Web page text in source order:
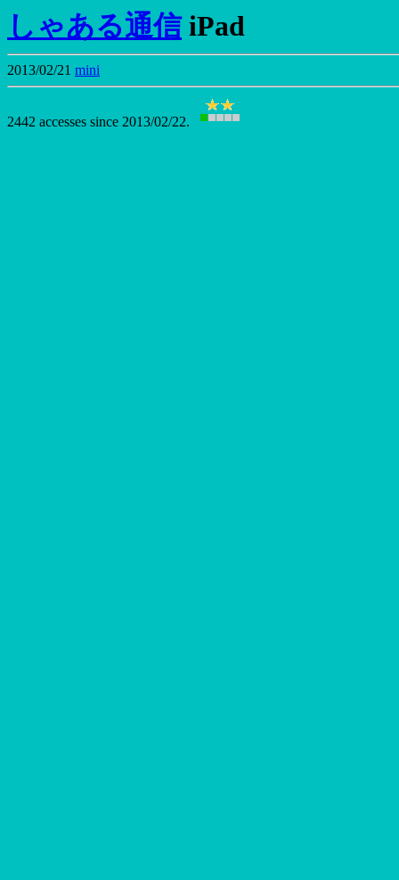
しゃある通信iPad
2013/02/21 mini
2442 accesses since 2013/02/22.